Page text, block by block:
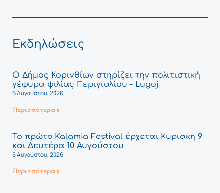
Εκδηλώσεις
Ο Δήμος Κορινθίων στηρίζει την πολιτιστική
γέφυρα φιλίας Περιγιαλίου - Lugoj
6 Αυγούστου, 2026
Περισσότερα »
Το πρώτο Kalamia Festival έρχεται Κυριακή 9
και Δευτέρα 10 Αυγούστου
5 Αυγούστου, 2026
Περισσότερα »